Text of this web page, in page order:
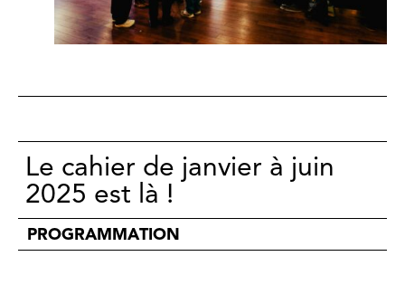
Le cahier de janvier à juin
2025 est là !
PROGRAMMATION